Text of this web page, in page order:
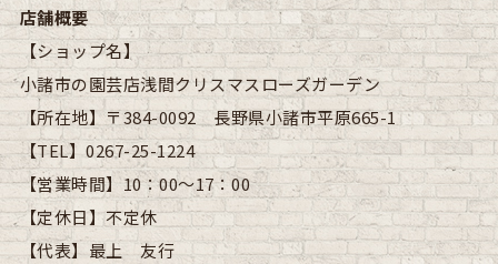
店舗概要
【ショップ名】
小諸市の園芸店浅間クリスマスローズガーデン
【所在地】 〒384-0092 長野県小諸市平原665-1
【TEL】0267-25-1224
【営業時間】10：00～17：00
【定休日】不定休
【代表】 最上 友行